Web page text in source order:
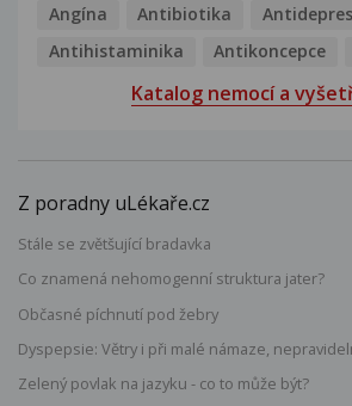
Angína
Antibiotika
Antihistaminika
Antikoncepce
Katalog nemocí a
Z poradny uLékaře.cz
Stále se zvětšující bradavka
Co znamená nehomogenní struktura jater?
Občasné píchnutí pod žebry
Dyspepsie: Větry i při malé námaze,
Zelený povlak na jazyku - co to může být?